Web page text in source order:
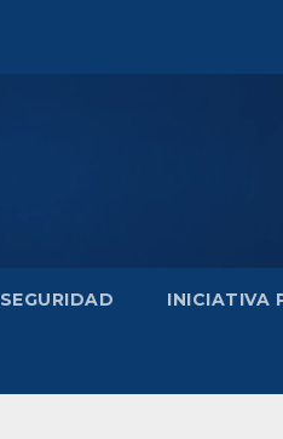
SEGURIDAD INICIATIVA